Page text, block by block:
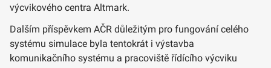
výcvikového centra Altmark.
Dalším příspěvkem AČR důležitým pro fungování celého
systému simulace byla tentokrát i výstavba
komunikačního systému a pracoviště řídícího výcviku